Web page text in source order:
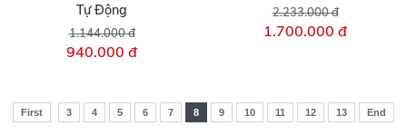
Tự Động
1.144.000 đ
940.000 đ
2.233.000 đ
1.700.000 đ
First 3 4 5 6 7 8 9 10 11 12 13 End